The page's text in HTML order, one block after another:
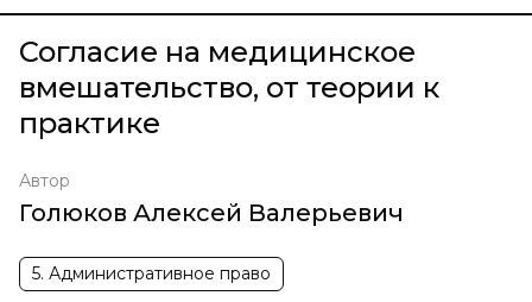
Согласие на медицинское
вмешательство, от теории к
практике
Автор
Голюков Алексей Валерьевич
5. Административное право